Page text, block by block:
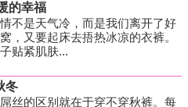
的幸福
不是天气冷，而是我们离开了好
，又要起床去捂热冰凉的衣裤。
贴紧肌肤...
冬
丝的区别就在于穿不穿秋裤。每